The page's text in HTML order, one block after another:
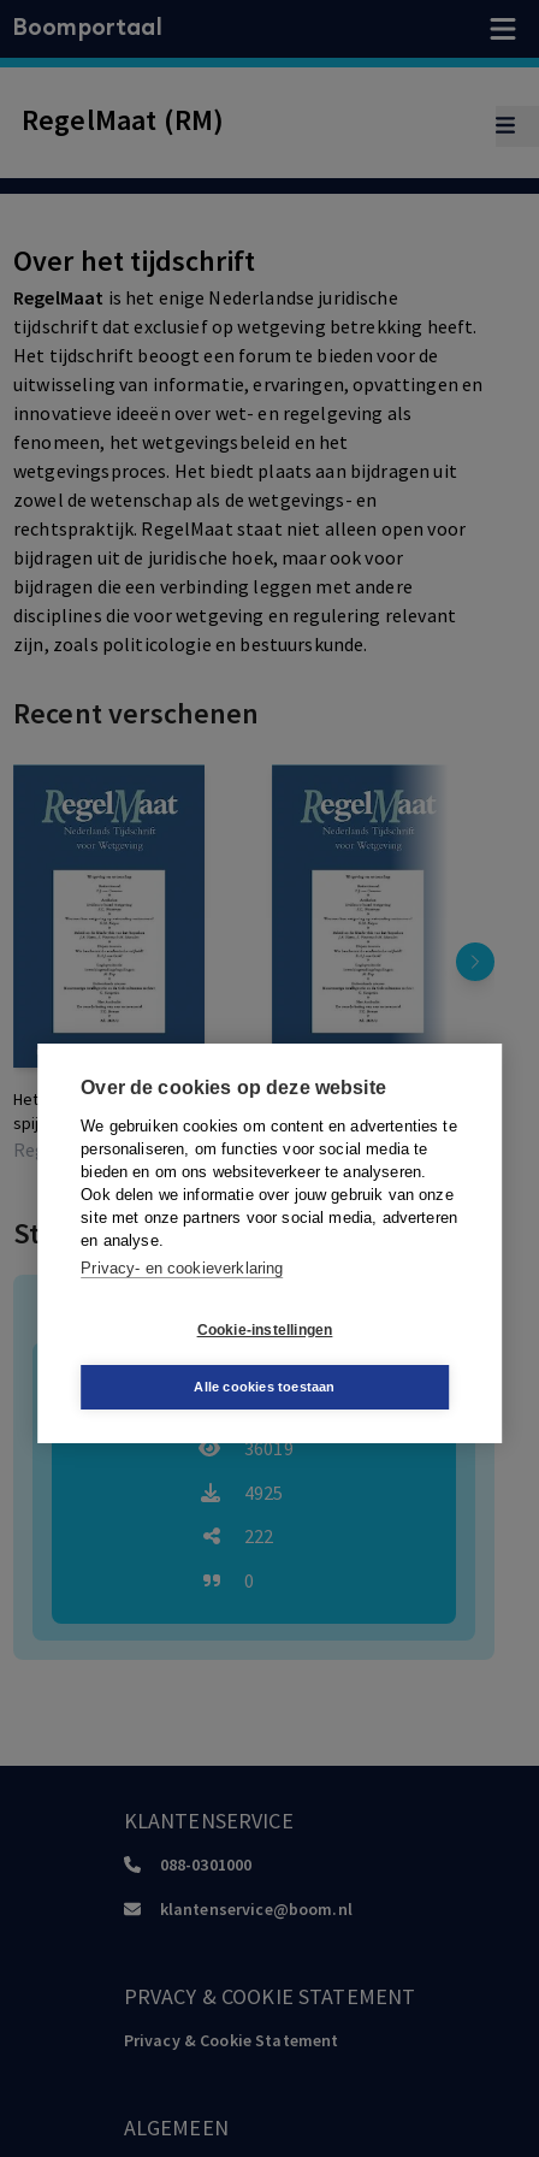
Over de cookies op deze website
We gebruiken cookies om content en advertenties te
personaliseren, om functies voor social media te
bieden en om ons websiteverkeer te analyseren.
Ook delen we informatie over jouw gebruik van onze
site met onze partners voor social media, adverteren
en analyse.
Privacy- en cookieverklaring
Cookie-instellingen
Alle cookies toestaan
Boomportaal
RegelMaat (RM)
Over het tijdschrift
RegelMaat is het enige Nederlandse juridische
tijdschrift dat exclusief op wetgeving betrekking heeft.
Het tijdschrift beoogt een forum te bieden voor de
uitwisseling van informatie, ervaringen, opvattingen en
innovatieve ideeën over wet- en regelgeving als
fenomeen, het wetgevingsbeleid en het
wetgevingsproces. Het biedt plaats aan bijdragen uit
zowel de wetenschap als de wetgevings- en
rechtspraktijk. RegelMaat staat niet alleen open voor
bijdragen uit de juridische hoek, maar ook voor
bijdragen die een verbinding leggen met andere
disciplines die voor wetgeving en regulering relevant
zijn, zoals politicologie en bestuurskunde.
wetgevers, toezichthouders en andere ambtenaren als
wetenschappers. Zij houden zich allen direct of indirect
bezig met wetgevingsvraagstukken, beleidskwesties of
staats- en bestuursrechtelijke problemen rond de
wetgever.
Redactie: Mr. S.E.N. van der Burg (secretaris), Mr. dr. L.C.
Groen, Prof. mr. dr. M.J. Jacobs, Mr. D.R.P. de Kok, Mr. L.L.
van der Laan, Prof. dr. A.C.M. Meuwese (voorzitter), Prof.
mr. S.A.J. Munneke, Prof. mr. F.J. van Ommeren, Mr. dr. C.
Riezebos, Mr. R.J.M. van den Tweel en Mr. drs. K.
Werkhorst.
Medewerkers: Mr. T.C. Borman (Het Ambacht), Prof. dr.
van Gestel (Objets trouvés), Mr. dr. L.C. Groen
(Legisprudentie), Mr. drs. R.H.T. Jansen (Datagedreven
wetgeven), Mr. dr. S. van Maasbommel (Legisprudentie),
Mr. dr. M.J. Vetzo (Datagedreven wetgeven), Prof. dr. M.
de Visser (Buitenlands nieuws).
De auteursinstructie is verkrijgbaar bij de
redactiesecretaris viaregelmaat@boomjuridisch.nl
Statistieken
1083 Artikelen
36019
4925
222
0
Recent verschenen
Het voorkomen van
spijtamendementen en...
RegelMaat
Reactie op repliek
RegelMaat
KLANTENSERVICE
088-0301000
klantenservice@boom.nl
PRVACY & COOKIE STATEMENT
Privacy & Cookie Statement
ALGEMEEN